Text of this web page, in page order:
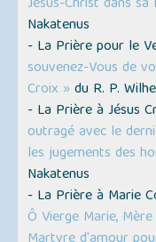
Nakatenus
- La Prière pour le
souvenez-Vous de
Croix » du R. P.
- La Prière à Jésus
outragé avec le
les jugements des
Nakatenus
- La Prière à Marie
Ô Vierge Marie,